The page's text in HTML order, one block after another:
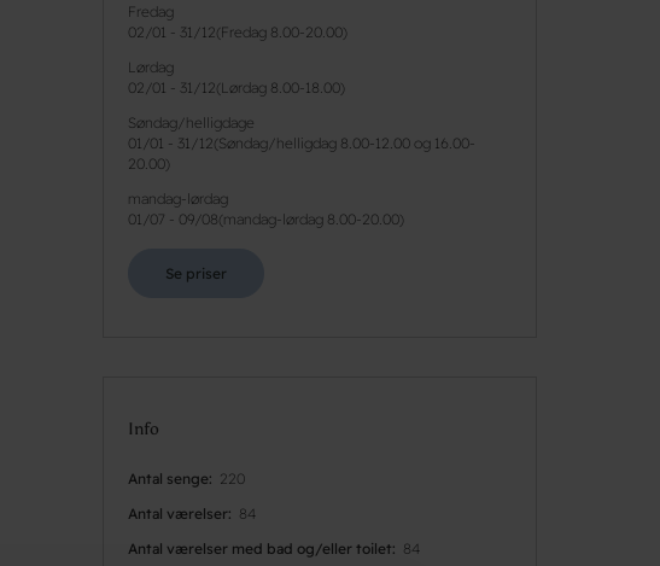
Fredag
02/01 - 31/12( Fredag 8.00-20.00)
Lørdag
02/01 - 31/12( Lørdag 8.00-18.00)
Søndag/helligdage
01/01 - 31/12( Søndag/helligdag 8.00-12.00 og 16.00-
20.00)
mandag-lørdag
01/07 - 09/08( mandag-lørdag 8.00-20.00)
Se priser
Info
Antal senge
220
Antal værelser
84
Antal værelser med bad og/eller toilet
84